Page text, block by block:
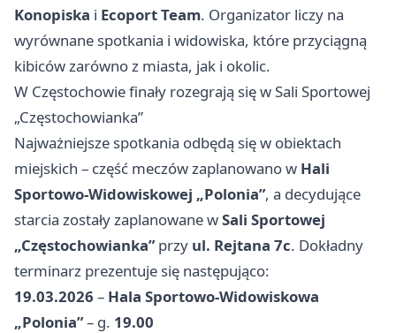
Konopiska i Ecoport Team. Organizator liczy na
wyrównane spotkania i widowiska, które przyciągną
kibiców zarówno z miasta, jak i okolic.
W Częstochowie finały rozegrają się w Sali Sportowej
„Częstochowianka”
Najważniejsze spotkania odbędą się w obiektach
miejskich – część meczów zaplanowano w Hali
Sportowo-Widowiskowej „Polonia”, a decydujące
starcia zostały zaplanowane wSali Sportowej
„Częstochowianka”przy ul. Rejtana 7c. Dokładny
terminarz prezentuje się następująco:
19.03.2026 – Hala Sportowo-Widowiskowa
„Polonia”– g. 19.00